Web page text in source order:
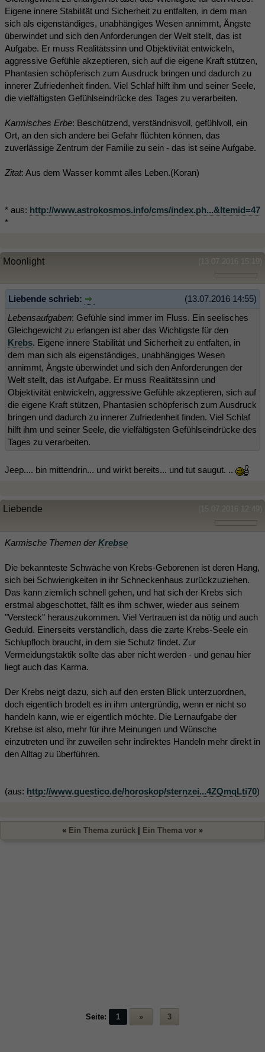
Eigene innere Stabilität und Sicherheit zu entfalten, in dem man
sich als eigenständiges, unabhängiges Wesen annimmt, Ängste
überwindet und sich den Anforderungen der Welt stellt, das ist
Aufgabe. Er muss Realitätssinn und Objektivität entwickeln,
aggressive Gefühle akzeptieren, sich auf die eigene Kraft stützen,
Phantasien schöpferisch zum Ausdruck bringen und dadurch zu
innerer Zufriedenheit finden. Viel Schlaf hilft ihm und seiner Seele,
die vielfältigsten Gefühlseindrücke des Tages zu verarbeiten.
Karmisches Erbe: Beschützend, verständnisvoll, gefühlvoll, ein
Ort, an den sich andere bei Gefahr flüchten können, das
zuverlässige Zentrum der Familie zu sein - das ist seine Aufgabe.
Zitat: Aus dem Wasser kommt alles Leben.(Koran)
* aus: http://www.astrokosmos.info/cms/index.ph...&Itemid=47
*
(13.07.2016 15:19)
Moonlight
(13.07.2016 14:55)
Liebende schrieb:
Lebensaufgaben: Gefühle sind immer im Fluss. Ein seelisches
Gleichgewicht zu erlangen ist aber das Wichtigste für den
Krebs. Eigene innere Stabilität und Sicherheit zu entfalten, in
dem man sich als eigenständiges, unabhängiges Wesen
annimmt, Ängste überwindet und sich den Anforderungen der
Welt stellt, das ist Aufgabe. Er muss Realitätssinn und
Objektivität entwickeln, aggressive Gefühle akzeptieren, sich auf
die eigene Kraft stützen, Phantasien schöpferisch zum Ausdruck
bringen und dadurch zu innerer Zufriedenheit finden. Viel Schlaf
hilft ihm und seiner Seele, die vielfältigsten Gefühlseindrücke des
Tages zu verarbeiten.
Jeep.... bin mittendrin... und wirkt bereits... und tut saugut. ..
(15.07.2016 12:49)
Liebende
Karmische Themen derKrebse
Die bekannteste Schwäche von Krebs-Geborenen ist deren Hang,
sich bei Schwierigkeiten in ihr Schneckenhaus zurückzuziehen.
Das kann ziemlich schnell gehen, und hat sich der Krebs sich
erstmal abgeschottet, fällt es ihm schwer, wieder aus seinem
"Versteck" herauszukommen. Viel Vertrauen ist da nötig und auch
Geduld. Einerseits verständlich, dass die zarte Krebs-Seele ein
Schlupfloch braucht, in dem sie Schutz findet. Zur
Vermeidungstaktik sollte das aber nicht werden - und genau hier
liegt auch das Karma.
Der Krebs neigt dazu, sich auf den ersten Blick unterzuordnen,
doch eigentlich brodelt es in ihm untergründig, wenn er nicht so
handeln kann, wie er eigentlich möchte. Die Lernaufgabe der
Krebse ist also, mehr für ihre Meinungen und Wünsche
einzutreten und ihr zuweilen sehr indirektes Handeln mehr direkt in
den Alltag zu überführen.
(aus: http://www.questico.de/horoskop/sternzei...4ZQmqLti70)
« Ein Thema zurück Ein Thema vor »
Seite: 1 » 3